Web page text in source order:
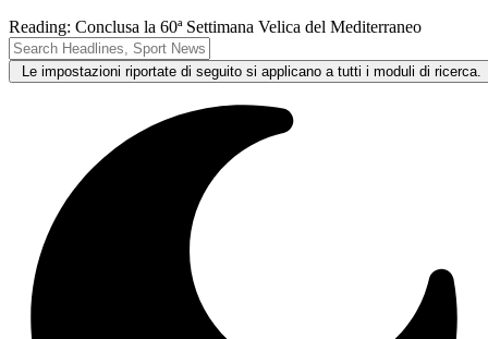
Reading: Conclusa la 60ª Settimana Velica del Mediterraneo